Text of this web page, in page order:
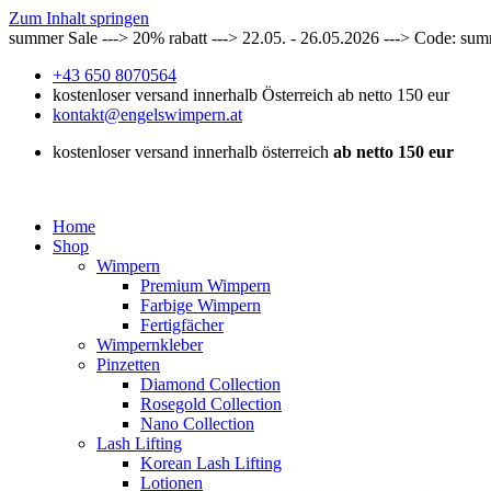
Zum Inhalt springen
summer Sale ---> 20% rabatt ---> 22.05. - 26.05.2026 ---> Code:
+43 650 8070564
kostenloser versand innerhalb Österreich ab netto 150 eur
kontakt@engelswimpern.at
kostenloser versand innerhalb österreich ab netto 150 eur
Home
Shop
Wimpern
Premium Wimpern
Farbige Wimpern
Fertigfächer
Wimpernkleber
Pinzetten
Diamond Collection
Rosegold Collection
Nano Collection
Lash Lifting
Korean Lash Lifting
Lotionen